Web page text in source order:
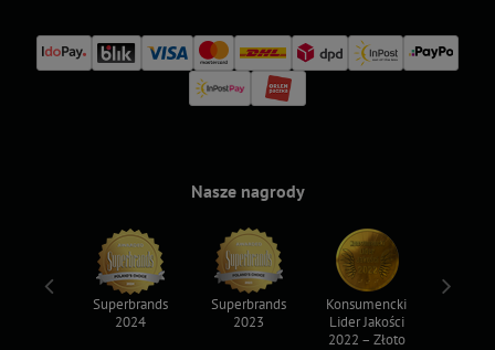
Nasze nagrody
Superbrands
2024
Superbrands
2023
Konsumencki
Lider Jakości
2022 – Złoto